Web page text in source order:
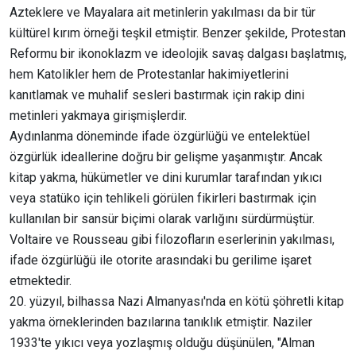
Azteklere ve Mayalara ait metinlerin yakılması da bir tür
kültürel kırım örneği teşkil etmiştir. Benzer şekilde, Protestan
Reformu bir ikonoklazm ve ideolojik savaş dalgası başlatmış,
hem Katolikler hem de Protestanlar hakimiyetlerini
kanıtlamak ve muhalif sesleri bastırmak için rakip dini
metinleri yakmaya girişmişlerdir.
Aydınlanma döneminde ifade özgürlüğü ve entelektüel
özgürlük ideallerine doğru bir gelişme yaşanmıştır. Ancak
kitap yakma, hükümetler ve dini kurumlar tarafından yıkıcı
veya statüko için tehlikeli görülen fikirleri bastırmak için
kullanılan bir sansür biçimi olarak varlığını sürdürmüştür.
Voltaire ve Rousseau gibi filozofların eserlerinin yakılması,
ifade özgürlüğü ile otorite arasındaki bu gerilime işaret
etmektedir.
20. yüzyıl, bilhassa Nazi Almanyası'nda en kötü şöhretli kitap
yakma örneklerinden bazılarına tanıklık etmiştir. Naziler
1933'te yıkıcı veya yozlaşmış olduğu düşünülen, "Alman